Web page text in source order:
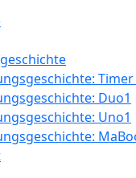
Timer
Duo1
Uno1